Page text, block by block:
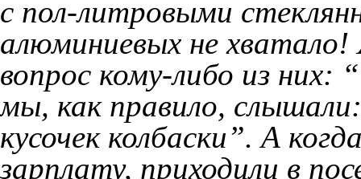
с пол-литровыми
алюминиевых не
вопрос кому-либо из
мы, как правило,
кусочек колбаски”. А
зарплату, приходили в